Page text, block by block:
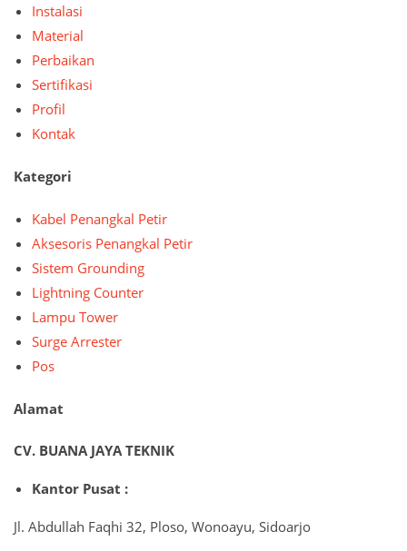
Instalasi
Material
Perbaikan
Sertifikasi
Profil
Kontak
Kategori
Kabel Penangkal Petir
Aksesoris Penangkal Petir
Sistem Grounding
Lightning Counter
Lampu Tower
Surge Arrester
Pos
Alamat
CV. BUANA JAYA TEKNIK
Kantor Pusat :
Jl. Abdullah Faqhi 32, Ploso, Wonoayu, Sidoarjo